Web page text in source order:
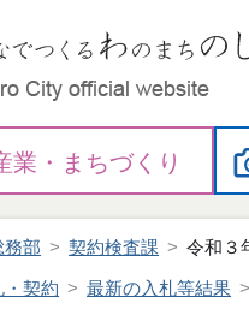
業・ まちづくり
務部 契約検査課 令和３
・契約 最新の入札等結果